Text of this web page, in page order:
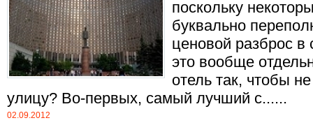
поскольку
буквально
ценовой разброс в
это вообще
отель так, чтобы
улицу? Во-первых, самый лучший с......
02.09.2012